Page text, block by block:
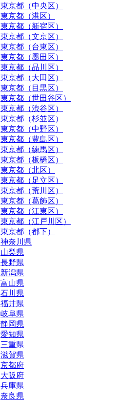
東京都（中央区）
東京都（港区）
東京都（新宿区）
東京都（文京区）
東京都（台東区）
東京都（墨田区）
東京都（品川区）
東京都（大田区）
東京都（目黒区）
東京都（世田谷区）
東京都（渋谷区）
東京都（杉並区）
東京都（中野区）
東京都（豊島区）
東京都（練馬区）
東京都（板橋区）
東京都（北区）
東京都（足立区）
東京都（荒川区）
東京都（葛飾区）
東京都（江東区）
東京都（江戸川区）
東京都（都下）
神奈川県
山梨県
長野県
新潟県
富山県
石川県
福井県
岐阜県
静岡県
愛知県
三重県
滋賀県
京都府
大阪府
兵庫県
奈良県